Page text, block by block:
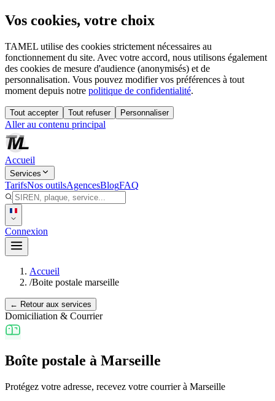
Vos cookies, votre choix
TAMEL utilise des cookies strictement nécessaires au
fonctionnement du site. Avec votre accord, nous utilisons également
des cookies de mesure d'audience (anonymisés) et de
personnalisation. Vous pouvez modifier vos préférences à tout
moment depuis notre politique de confidentialité.
Tout accepter Tout refuser Personnaliser
Aller au contenu principal
Accueil
Services
TarifsNos outilsAgencesBlogFAQ
Connexion
Accueil
/Boite postale marseille
← Retour aux services
Domiciliation & Courrier
Boîte postale à Marseille
Protégez votre adresse, recevez votre courrier à Marseille